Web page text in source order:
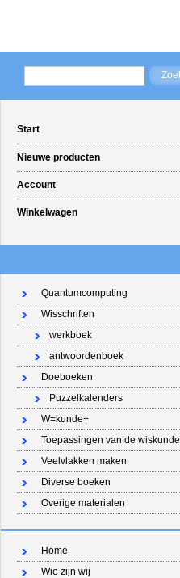
Start
Nieuwe producten
Account
Winkelwagen
Quantumcomputing
Wisschriften
werkboek
antwoordenboek
Doeboeken
Puzzelkalenders
W=kunde+
Toepassingen van de wiskunde
Veelvlakken maken
Diverse boeken
Overige materialen
Home
Wie zijn wij